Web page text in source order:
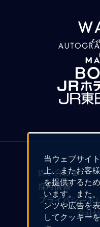
問い合わせ
採用情報
プライバシーポ
会社
当ウェブサイ
上、またお客
を提供するた
います。また
ンツや広告を
してクッキー